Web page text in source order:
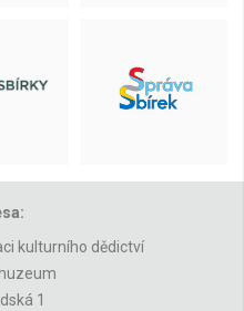
kulturního dědictví
1